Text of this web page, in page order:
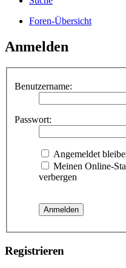
Foren-Übersicht
Anmelden
Benutzername:
Passwort:
Angemeldet
Meinen Online-
verbergen
Registrieren